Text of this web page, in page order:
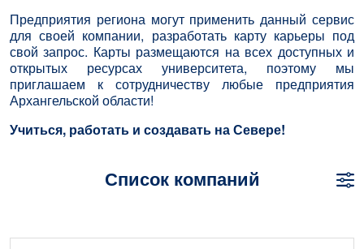
Предприятия региона могут применить данный сервис
для своей компании, разработать карту карьеры под
свой запрос. Карты размещаются на всех доступных и
открытых ресурсах университета, поэтому мы
приглашаем к сотрудничеству любые предприятия
Архангельской области!
Учиться, работать и создавать на Севере!
Список компаний